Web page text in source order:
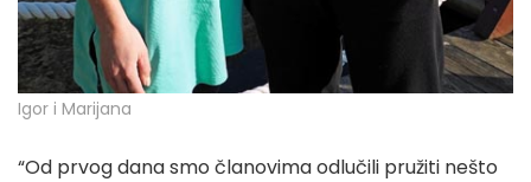
Igor i Marijana
“Od prvog dana smo članovima odlučili pružiti nešto